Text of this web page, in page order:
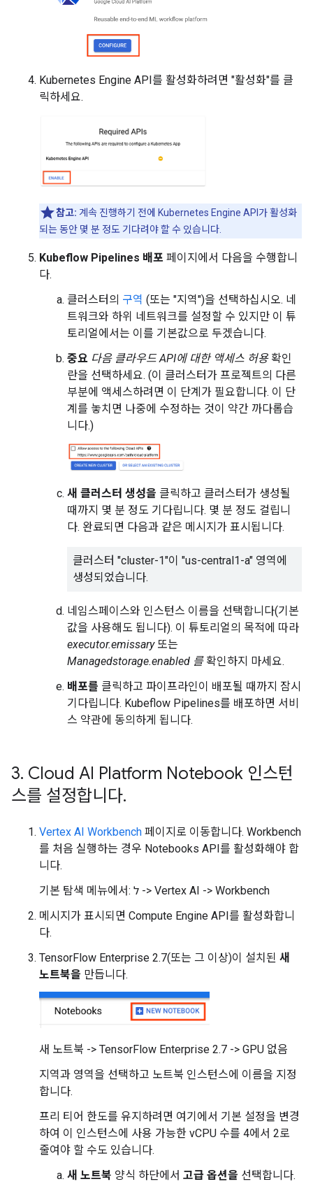
Kubernetes Engine API를 활성화하려면 "활성화"를 클
릭하세요.
참고: 계속 진행하기 전에 Kubernetes Engine API가 활성화
되는 동안 몇 분 정도 기다려야 할 수 있습니다.
Kubeflow Pipelines 배포 페이지에서 다음을 수행합니
다.
클러스터의 구역 (또는 "지역")을 선택하십시오. 네
트워크와 하위 네트워크를 설정할 수 있지만 이 튜
토리얼에서는 이를 기본값으로 두겠습니다.
중요 다음 클라우드 API에 대한 액세스 허용확인
란을 선택하세요. (이 클러스터가 프로젝트의 다른
부분에 액세스하려면 이 단계가 필요합니다. 이 단
계를 놓치면 나중에 수정하는 것이 약간 까다롭습
니다.)
새 클러스터 생성을 클릭하고 클러스터가 생성될
때까지 몇 분 정도 기다립니다. 몇 분 정도 걸립니
다. 완료되면 다음과 같은 메시지가 표시됩니다.
클러스터 "cluster-1"이 "us-central1-a" 영역에
생성되었습니다.
네임스페이스와 인스턴스 이름을 선택합니다(기본
값을 사용해도 됩니다). 이 튜토리얼의 목적에 따라
executor.emissary또는
Managedstorage.enabled 를확인하지 마세요.
배포를 클릭하고 파이프라인이 배포될 때까지 잠시
기다립니다. Kubeflow Pipelines를 배포하면 서비
스 약관에 동의하게 됩니다.
3. Cloud AI Platform Notebook 인스턴
스를 설정합니다.
Vertex AI Workbench 페이지로 이동합니다. Workbench
를 처음 실행하는 경우 Notebooks API를 활성화해야 합
니다.
기본 탐색 메뉴에서: ל -> Vertex AI -> Workbench
메시지가 표시되면 Compute Engine API를 활성화합니
다.
TensorFlow Enterprise 2.7(또는 그 이상)이 설치된 새
노트북을 만듭니다.
새 노트북 -> TensorFlow Enterprise 2.7 -> GPU 없음
지역과 영역을 선택하고 노트북 인스턴스에 이름을 지정
합니다.
프리 티어 한도를 유지하려면 여기에서 기본 설정을 변경
하여 이 인스턴스에 사용 가능한 vCPU 수를 4에서 2로
줄여야 할 수도 있습니다.
새 노트북 양식 하단에서 고급 옵션을 선택합니다.